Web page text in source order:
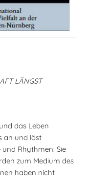
LÄNGST
das Leben
an und löst
Rhythmen. Sie
zum Medium des
haben nicht